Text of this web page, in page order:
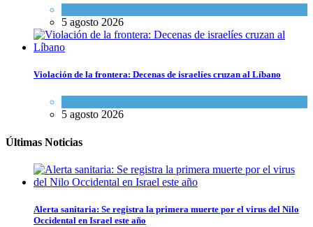
5 agosto 2026
Violación de la frontera: Decenas de israelíes cruzan al Líbano
5 agosto 2026
Últimas Noticias
Alerta sanitaria: Se registra la primera muerte por el virus del Nilo
Occidental en Israel este año